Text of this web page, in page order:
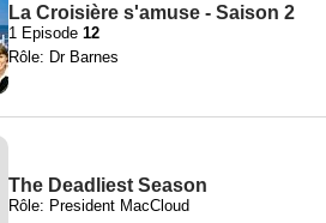
La Croisière s'amuse - Saison 2
1 Episode 12
Rôle: Dr Barnes
The Deadliest Season
Rôle: President MacCloud